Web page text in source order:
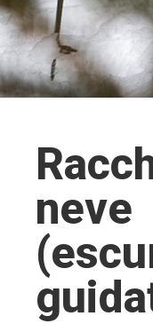
neve